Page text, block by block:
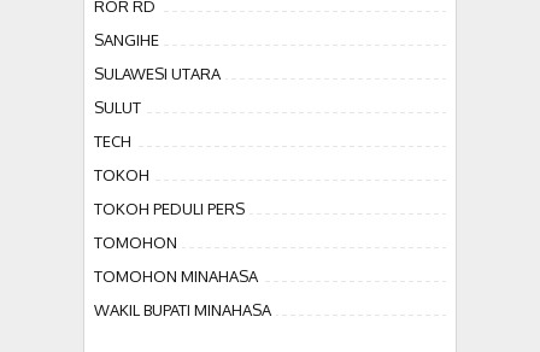
ROR RD
SANGIHE
SULAWESI UTARA
SULUT
TECH
TOKOH
TOKOH PEDULI PERS
TOMOHON
TOMOHON MINAHASA
WAKIL BUPATI MINAHASA